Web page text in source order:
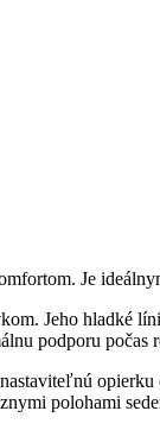
Je
Jeho hladké
podporu počas
polohami